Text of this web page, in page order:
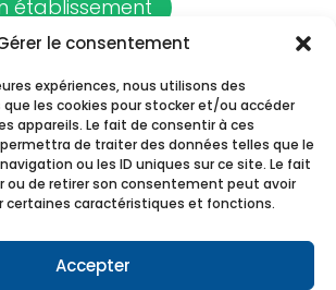
le consentement
expériences, nous utilisons des
les cookies pour stocker et/ou accéder
appareils. Le fait de consentir à ces
de traiter des données telles que le
ou les ID uniques sur ce site. Le fait
ou de retirer son consentement peut avoir
caractéristiques et fonctions.
Accepter
établissement